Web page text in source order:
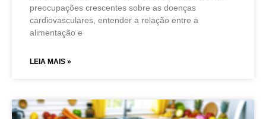
preocupações crescentes sobre as doenças
cardiovasculares, entender a relação entre a
alimentação e
LEIA MAIS »